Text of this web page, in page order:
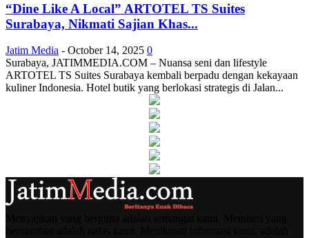
“Dine Like A Local” ARTOTEL TS Suites
Surabaya, Nikmati Sajian Khas...
Jatim Media - October 14, 2025 0
Surabaya, JATIMMEDIA.COM – Nuansa seni dan lifestyle
ARTOTEL TS Suites Surabaya kembali berpadu dengan kekayaan
kuliner Indonesia. Hotel butik yang berlokasi strategis di Jalan...